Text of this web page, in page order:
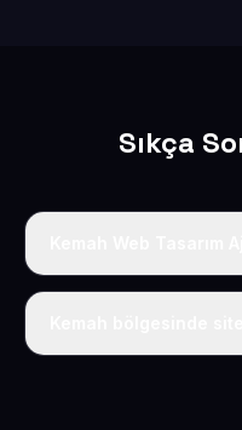
Sıkça
Tek fiyat uygulanır: